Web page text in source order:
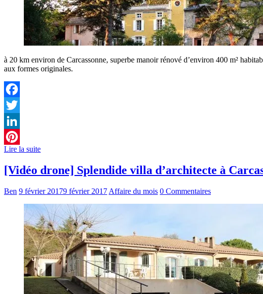
à 20 km environ de Carcassonne, superbe manoir rénové d’environ 400 m²
aux formes originales.
Facebook
Twitter
LinkedIn
Pinterest
Lire la suite
[Vidéo drone] Splendide villa d’architecte à
Ben 9 février 20179 février 2017 Affaire du mois 0 Commentaires